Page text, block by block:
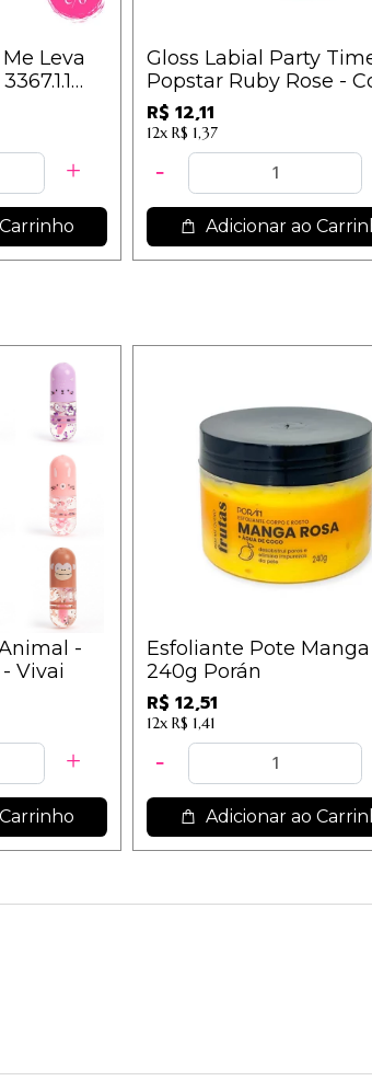
Leva
Gloss Labial Party
Popstar Ruby Rose -
Bye Bye
R$ 12,11
12x R$ 1,37
Adicionar ao
-
- Vivai
Esfoliante Pote Manga
240g Porán
R$ 12,51
12x R$ 1,41
Adicionar ao